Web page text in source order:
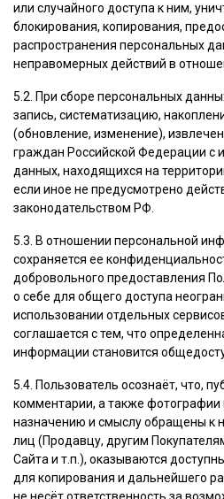
или случайного доступа к ним,
блокирования, копирования,
распространения персональных
неправомерных действий в
5.2. При сборе персональных
запись, систематизацию,
(обновление, изменение),
граждан Российской Федерации с
данных, находящихся на
если иное не предусмотрено
законодательством РФ.
5.3. В отношении персональной
сохраняется ее
добровольного предоставления
о себе для общего доступа
использовании отдельных
соглашается с тем, что
информации становится
5.4. Пользователь осознаёт, что,
комментарии, а также фотографии
назначению и смыслу обращены к
лиц (Продавцу, другим
Сайта и т.п.), оказываются
для копирования и дальнейшего